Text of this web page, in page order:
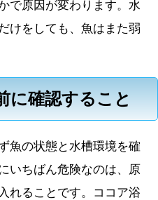
で原因が変わります。水
けをしても、魚はまた弱
に確認すること
魚の状態と水槽環境を確
いちばん危険なのは、原
れることです。ココア浴